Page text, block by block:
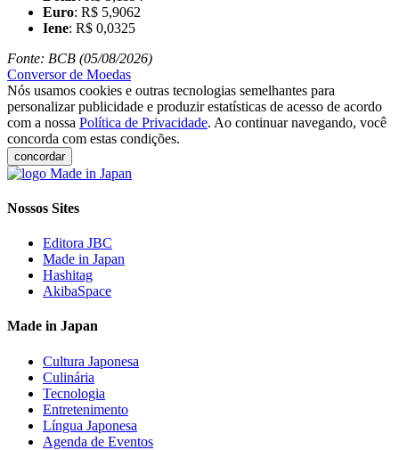
Euro: R$ 5,9062
Iene: R$ 0,0325
Fonte: BCB (05/08/2026)
Conversor de Moedas
Nós usamos cookies e outras tecnologias semelhantes para
personalizar publicidade e produzir estatísticas de acesso de acordo
com a nossa Política de Privacidade. Ao continuar navegando, você
concorda com estas condições.
concordar
Nossos Sites
Editora JBC
Made in Japan
Hashitag
AkibaSpace
Made in Japan
Cultura Japonesa
Culinária
Tecnologia
Entretenimento
Língua Japonesa
Agenda de Eventos